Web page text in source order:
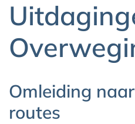
Omleiding
routes